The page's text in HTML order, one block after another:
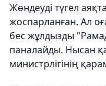
Жөндеуді түгел
жоспарланған. Ал
бес жұлдызды
паналайды. Нысан
министрлігінің